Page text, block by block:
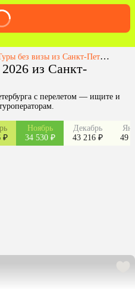
без визы из Санкт-Петербурга
из Санкт-
с перелетом — ищите и
₽
Ноябрь
34 530 ₽
Декабрь
43 216 ₽
49